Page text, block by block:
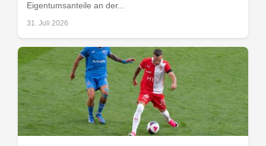
Eigentumsanteile an der...
31. Juli 2026